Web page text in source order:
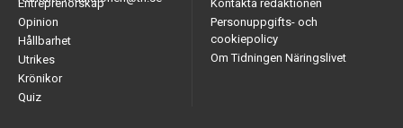
Entreprenörskap
Opinion
Hållbarhet
Utrikes
Krönikor
Quiz
Kontakta redaktionen
Personuppgifts- och
cookiepolicy
Om Tidningen Näringslivet